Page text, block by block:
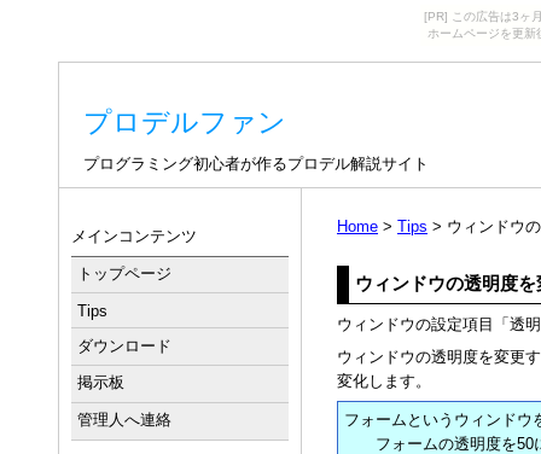
[PR] この広告は3ヶ
ホームページを更
プロデルファン
プログラミング初心者が作るプロデル解説サイト
Home > Tips > ウィンドウ
ウィンドウの透明度を
ウィンドウの設定項目「透
ウィンドウの透明度を変更
変化します。
フォームというウィンドウ
フォームの透明度を50
メインコンテンツ
トップページ
Tips
ダウンロード
掲示板
管理人へ連絡